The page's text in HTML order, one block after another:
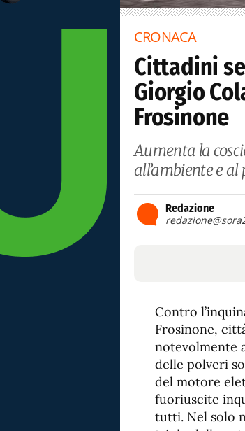
CRONACA
Cittadini
Giorgio
Frosinone
Aumenta la
all’ambiente e
Redazione
Contro
Frosinone,
notevolmente
delle polveri
del motore
fuoriuscite
tutti. Nel solo